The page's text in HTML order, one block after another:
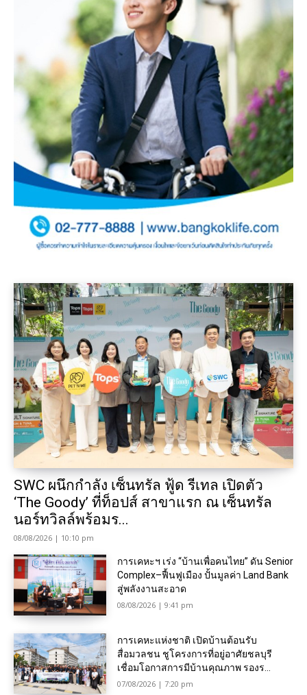
SWC ผนึกกำลัง เซ็นทรัล ฟู้ด รีเทล เปิดตัว
‘The Goody’ ที่ท็อปส์ สาขาแรก ณ เซ็นทรัล
นอร์ทวิลล์พร้อมร...
08/08/2026 | 10:10 pm
การเคหะฯ เร่ง “บ้านเพื่อคนไทย” ดัน Senior
Complex–ฟื้นฟูเมือง ปั้นมูลค่า Land Bank
สู่พลังงานสะอาด
08/08/2026 | 9:41 pm
การเคหะแห่งชาติ เปิดบ้านต้อนรับ
สื่อมวลชน ชูโครงการที่อยู่อาศัยชลบุรี
เชื่อมโอกาสการมีบ้านคุณภาพ รองร...
07/08/2026 | 7:20 pm